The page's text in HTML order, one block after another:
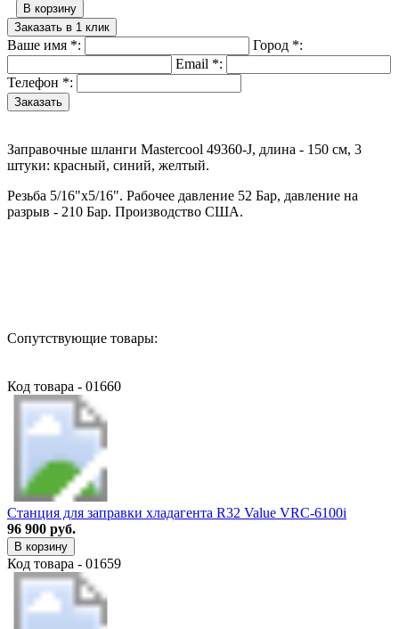
В корзину
Заказать в 1 клик
Ваше имя *: Город *:
Email *:
Телефон *:
Заправочные шланги Mastercool 49360-J, длина - 150 см, 3
штуки: красный, синий, желтый.
Резьба 5/16"х5/16". Рабочее давление 52 Бар, давление на
разрыв - 210 Бар. Производство США.
Сопутствующие товары:
Код товара - 01660
Станция для заправки хладагента R32 Value VRС-6100i
96 900 руб.
В корзину
Код товара - 01659